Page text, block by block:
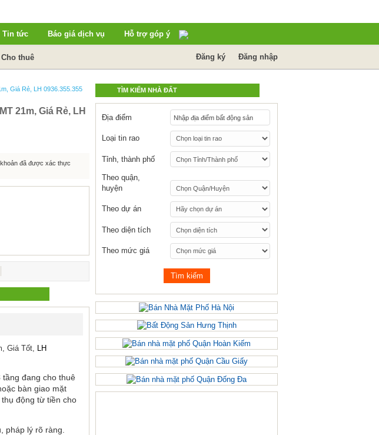
Tin tức Báo giá dịch vụ Hỗ trợ góp ý
thuê Đăng ký Đăng nhập
Giá Rẻ, LH 0936.355.355
21m, Giá Rẻ, LH
đã được xác thực
Giá Tốt, LH
đang cho thuê
bàn giao mặt
động từ tiền cho
pháp lý rõ ràng.
TÌM KIẾM NHÀ ĐẤT
Địa điểm
Loại tin rao
Tỉnh, thành phố
Theo quận,
huyện
Theo dự án
Theo diện tích
Theo mức giá